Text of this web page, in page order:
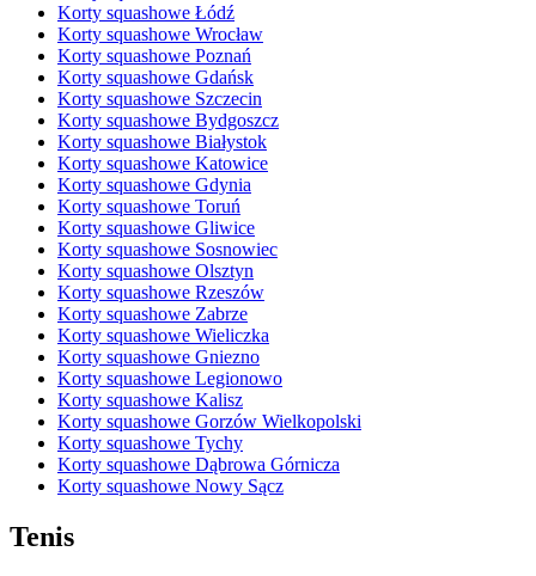
Korty squashowe Łódź
Korty squashowe Wrocław
Korty squashowe Poznań
Korty squashowe Gdańsk
Korty squashowe Szczecin
Korty squashowe Bydgoszcz
Korty squashowe Białystok
Korty squashowe Katowice
Korty squashowe Gdynia
Korty squashowe Toruń
Korty squashowe Gliwice
Korty squashowe Sosnowiec
Korty squashowe Olsztyn
Korty squashowe Rzeszów
Korty squashowe Zabrze
Korty squashowe Wieliczka
Korty squashowe Gniezno
Korty squashowe Legionowo
Korty squashowe Kalisz
Korty squashowe Gorzów Wielkopolski
Korty squashowe Tychy
Korty squashowe Dąbrowa Górnicza
Korty squashowe Nowy Sącz
Tenis